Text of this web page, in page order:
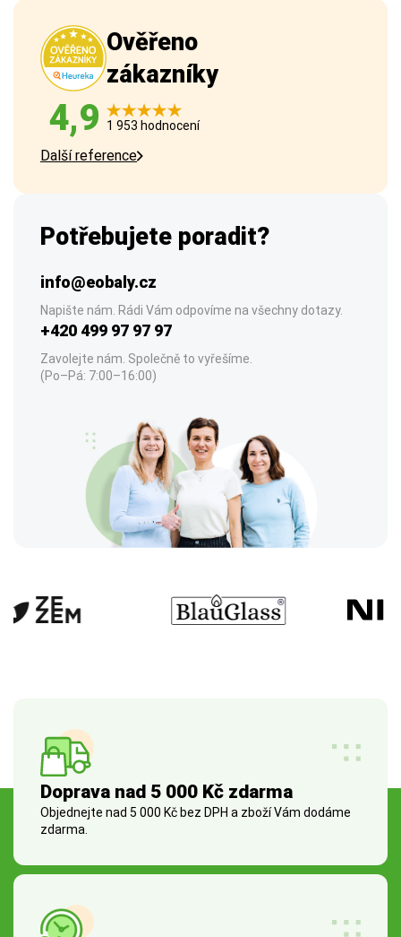
Ověřeno
zákazníky
4,9 1 953 hodnocení
Další reference
Potřebujete poradit?
info@eobaly.cz
Napište nám. Rádi Vám odpovíme na všechny dotazy.
+420 499 97 97 97
Zavolejte nám. Společně to vyřešíme.
(Po–Pá: 7:00–16:00)
Doprava nad 5 000 Kč zdarma
Objednejte nad 5 000 Kč bez DPH a zboží Vám dodáme
zdarma.